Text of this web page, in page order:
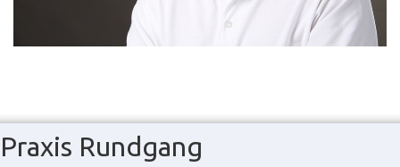
Praxis Rundgang